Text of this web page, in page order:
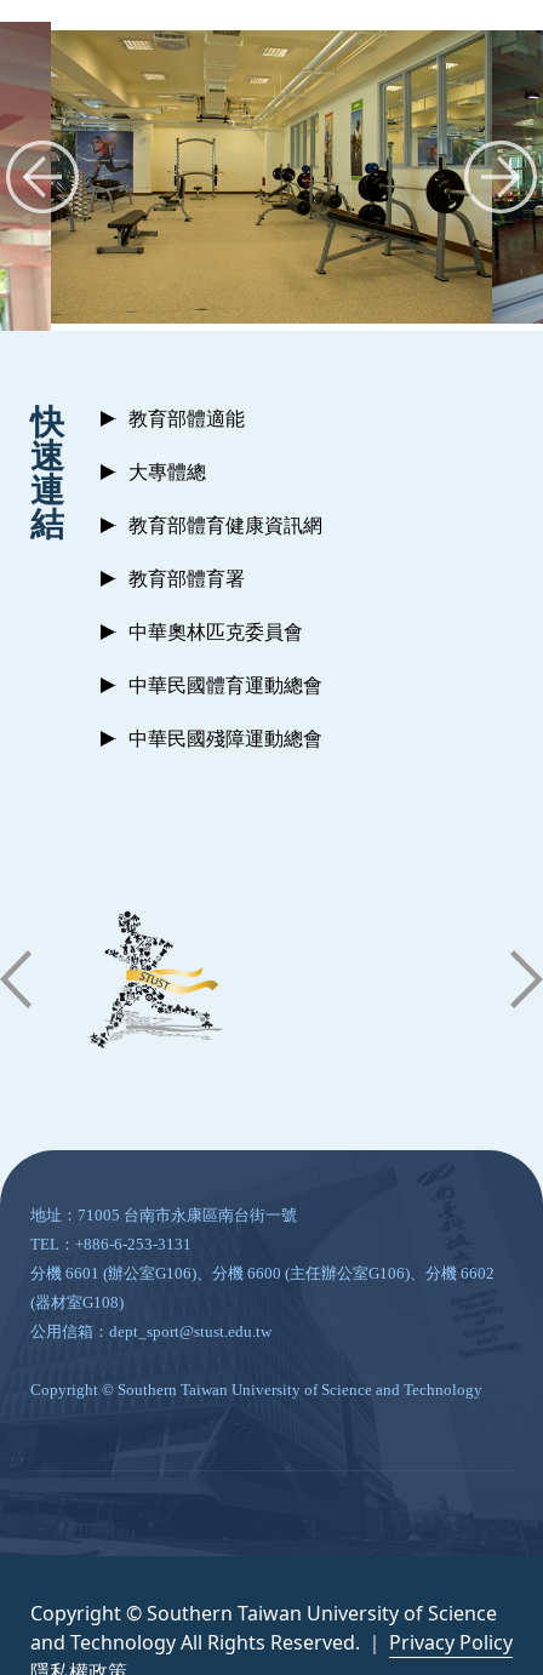
:::
快
速
連
結
教育部體適能
大專體總
教育部體育健康資訊網
教育部體育署
中華奧林匹克委員會
中華民國體育運動總會
中華民國殘障運動總會
地址：71005 台南市永康區南台街一號
TEL：+886-6-253-3131
分機 6601 (辦公室G106)、分機 6600 (主任辦公室G106)、分機 6602
(器材室G108)
公用信箱：dept_sport@stust.edu.tw
Copyright © Southern Taiwan University of Science and Technology
Copyright © Southern Taiwan University of Science
and Technology All Rights Reserved. ｜ Privacy Policy